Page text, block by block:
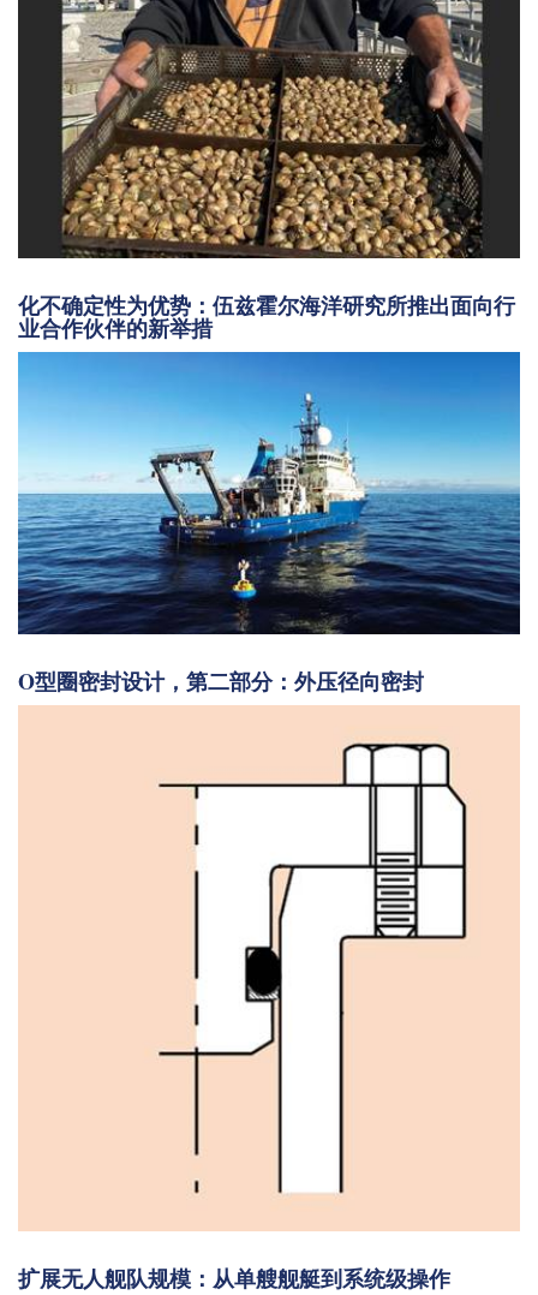
化不确定性为优势：伍兹霍尔海洋研究所推出面向行
业合作伙伴的新举措
O型圈密封设计，第二部分：外压径向密封
扩展无人舰队规模：从单艘舰艇到系统级操作